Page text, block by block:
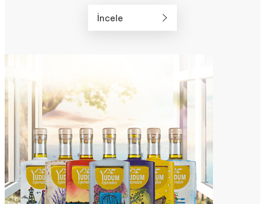
İncele